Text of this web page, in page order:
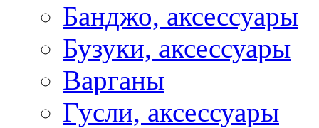
Банджо, аксессуары
Бузуки, аксессуары
Варганы
Гусли, аксессуары